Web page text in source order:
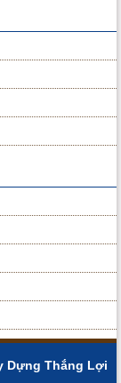
Dựng Thắng Lợi